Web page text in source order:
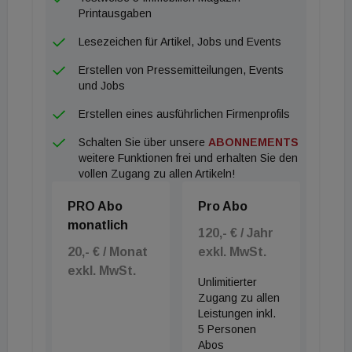
auf einer Ebene mit 2018, etwas über 2019 und
2020. Die Bandbreite spannt sich vom zweitbesten
Wien und Niederösterreich und dem
Bundesländer lagen dazwischen. Nominal fehlen
zum Vorjahr (Halbjahr zu Halbjahr) am meisten in
Niederösterreich (-60 Millionen Euro) und in Wien
Millionen Euro) und im Burgenland (-19 Millionen
Euro). Prozentuell am besten stehen im Vergleich
zu 2022 noch Oberösterreich (-7,2 Prozent) und
Kärnten (-9,5 Prozent) da, am stärksten hat es
Salzburg (-24,2 Prozent) und das Burgenland (-24,5
In der Bedeutung für den Immobiliengesamtmarkt
Printausgaben
Lesezeichen für Artikel, Jobs und Events
Erstellen von Pressemitteilungen, Events
und Jobs
Erstellen eines ausführlichen Firmenprofils
Schalten Sie über unsere ABONNEMENTS
weitere Funktionen frei und erhalten Sie den
vollen Zugang zu allen Artikeln!
PRO Abo
monatlich
20,- € / Monat
exkl. MwSt.
Pro Abo
120,- € / Jahr
exkl. MwSt.
Unlimitierter
Zugang zu allen
Leistungen inkl.
5 Personen
Abos